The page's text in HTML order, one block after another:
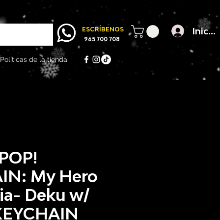
Políticas de la tienda
965 700 708
ESCRÍBENOS
My Hero
Deku w/